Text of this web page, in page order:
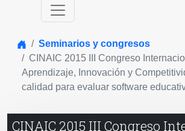
Inicio
Seminarios y congresos
CINAIC 2015 III Congreso
Aprendizaje, Innovación y
calidad para evaluar software
CINAIC 2015 III Congreso